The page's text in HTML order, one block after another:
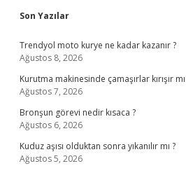
Sidebar
Son Yazılar
Trendyol moto kurye ne kadar kazanır ?
Ağustos 8, 2026
Kurutma makinesinde çamaşırlar kırışır mı
Ağustos 7, 2026
Bronşun görevi nedir kısaca ?
Ağustos 6, 2026
Kuduz aşısı olduktan sonra yıkanılır mı ?
Ağustos 5, 2026